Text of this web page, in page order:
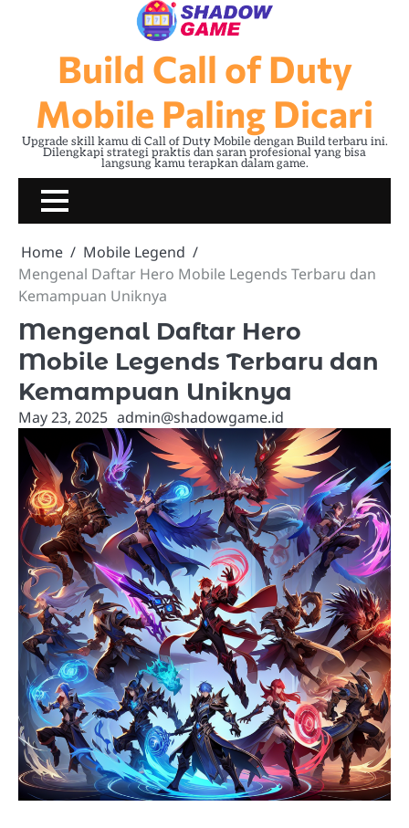
Build Call of Duty
Mobile Paling Dicari
Upgrade skill kamu di Call of Duty Mobile dengan Build terbaru ini.
Dilengkapi strategi praktis dan saran profesional yang bisa
langsung kamu terapkan dalam game.
Home
Mobile Legend
Mengenal Daftar Hero Mobile Legends Terbaru dan
Kemampuan Uniknya
Mengenal Daftar Hero
Mobile Legends Terbaru dan
Kemampuan Uniknya
May 23, 2025 admin@shadowgame.id